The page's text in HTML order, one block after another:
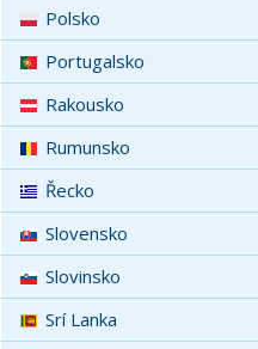
Polsko
Portugalsko
Rakousko
Rumunsko
Řecko
Slovensko
Slovinsko
Srí Lanka